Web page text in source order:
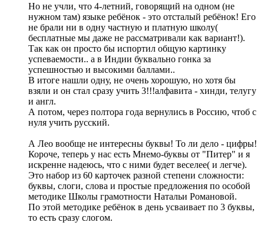
Но не учли, что 4-летний, говорящий на одном (не
нужном там) языке ребёнок - это отсталый ребёнок! Его
не брали ни в одну частную и платную школу(
бесплатные мы даже не рассматривали как вариант!).
Так как он просто бы испортил общую картинку
успеваемости.. а в Индии буквально гонка за
успешностью и высокими баллами..
В итоге нашли одну, не очень хорошую, но хотя бы
взяли и он стал сразу учить 3!!!алфавита - хинди, телугу
и англ.
А потом, через полтора года вернулись в Россию, чтоб с
нуля учить русский.
А Лео вообще не интересны буквы! То ли дело - цифры!
Короче, теперь у нас есть Мнемо-буквы от "Питер" и я
искренне надеюсь, что с ними будет веселее( и легче).
Это набор из 60 карточек разной степени сложности:
буквы, слоги, слова и простые предложения по особой
методике Школы грамотности Натальи Романовой.
По этой методике ребёнок в день усваивает по 3 буквы,
то есть сразу слогом.